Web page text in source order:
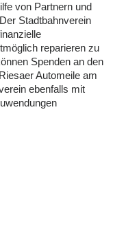
von Partnern und
Stadtbahnverein
reparieren zu
Spenden an den
Automeile am
ebenfalls mit